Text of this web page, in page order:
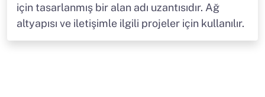
için tasarlanmış bir alan adı uzantısıdır. Ağ
altyapısı ve iletişimle ilgili projeler için kullanılır.